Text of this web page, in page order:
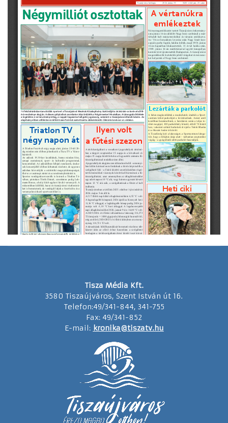
Tisza Média Kft.
3580 Tiszaújváros, Szent István út 16.
Telefon:49/341-844, 341-755
Fax: 49/341-852
E-mail: kronika@tiszatv.hu